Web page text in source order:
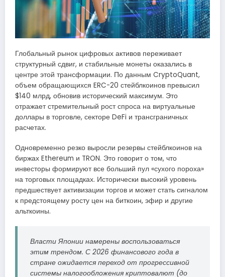
Глобальный рынок цифровых активов переживает
структурный сдвиг, и стабильные монеты оказались в
центре этой трансформации. По данным CryptoQuant,
объем обращающихся ERC-20 стейблкоинов превысил
$140 млрд, обновив исторический максимум. Это
отражает стремительный рост спроса на виртуальные
доллары в торговле, секторе DeFi и трансграничных
расчетах.
Одновременно резко выросли резервы стейблкоинов на
биржах Ethereum и TRON. Это говорит о том, что
инвесторы формируют все больший пул «сухого пороха»
на торговых площадках. Исторически высокий уровень
предшествует активизации торгов и может стать сигналом
к предстоящему росту цен на биткоин, эфир и другие
альткоины.
Власти Японии намерены воспользоваться
этим трендом. С 2026 финансового года в
стране ожидается переход от прогрессивной
системы налогообложения криптовалют (до